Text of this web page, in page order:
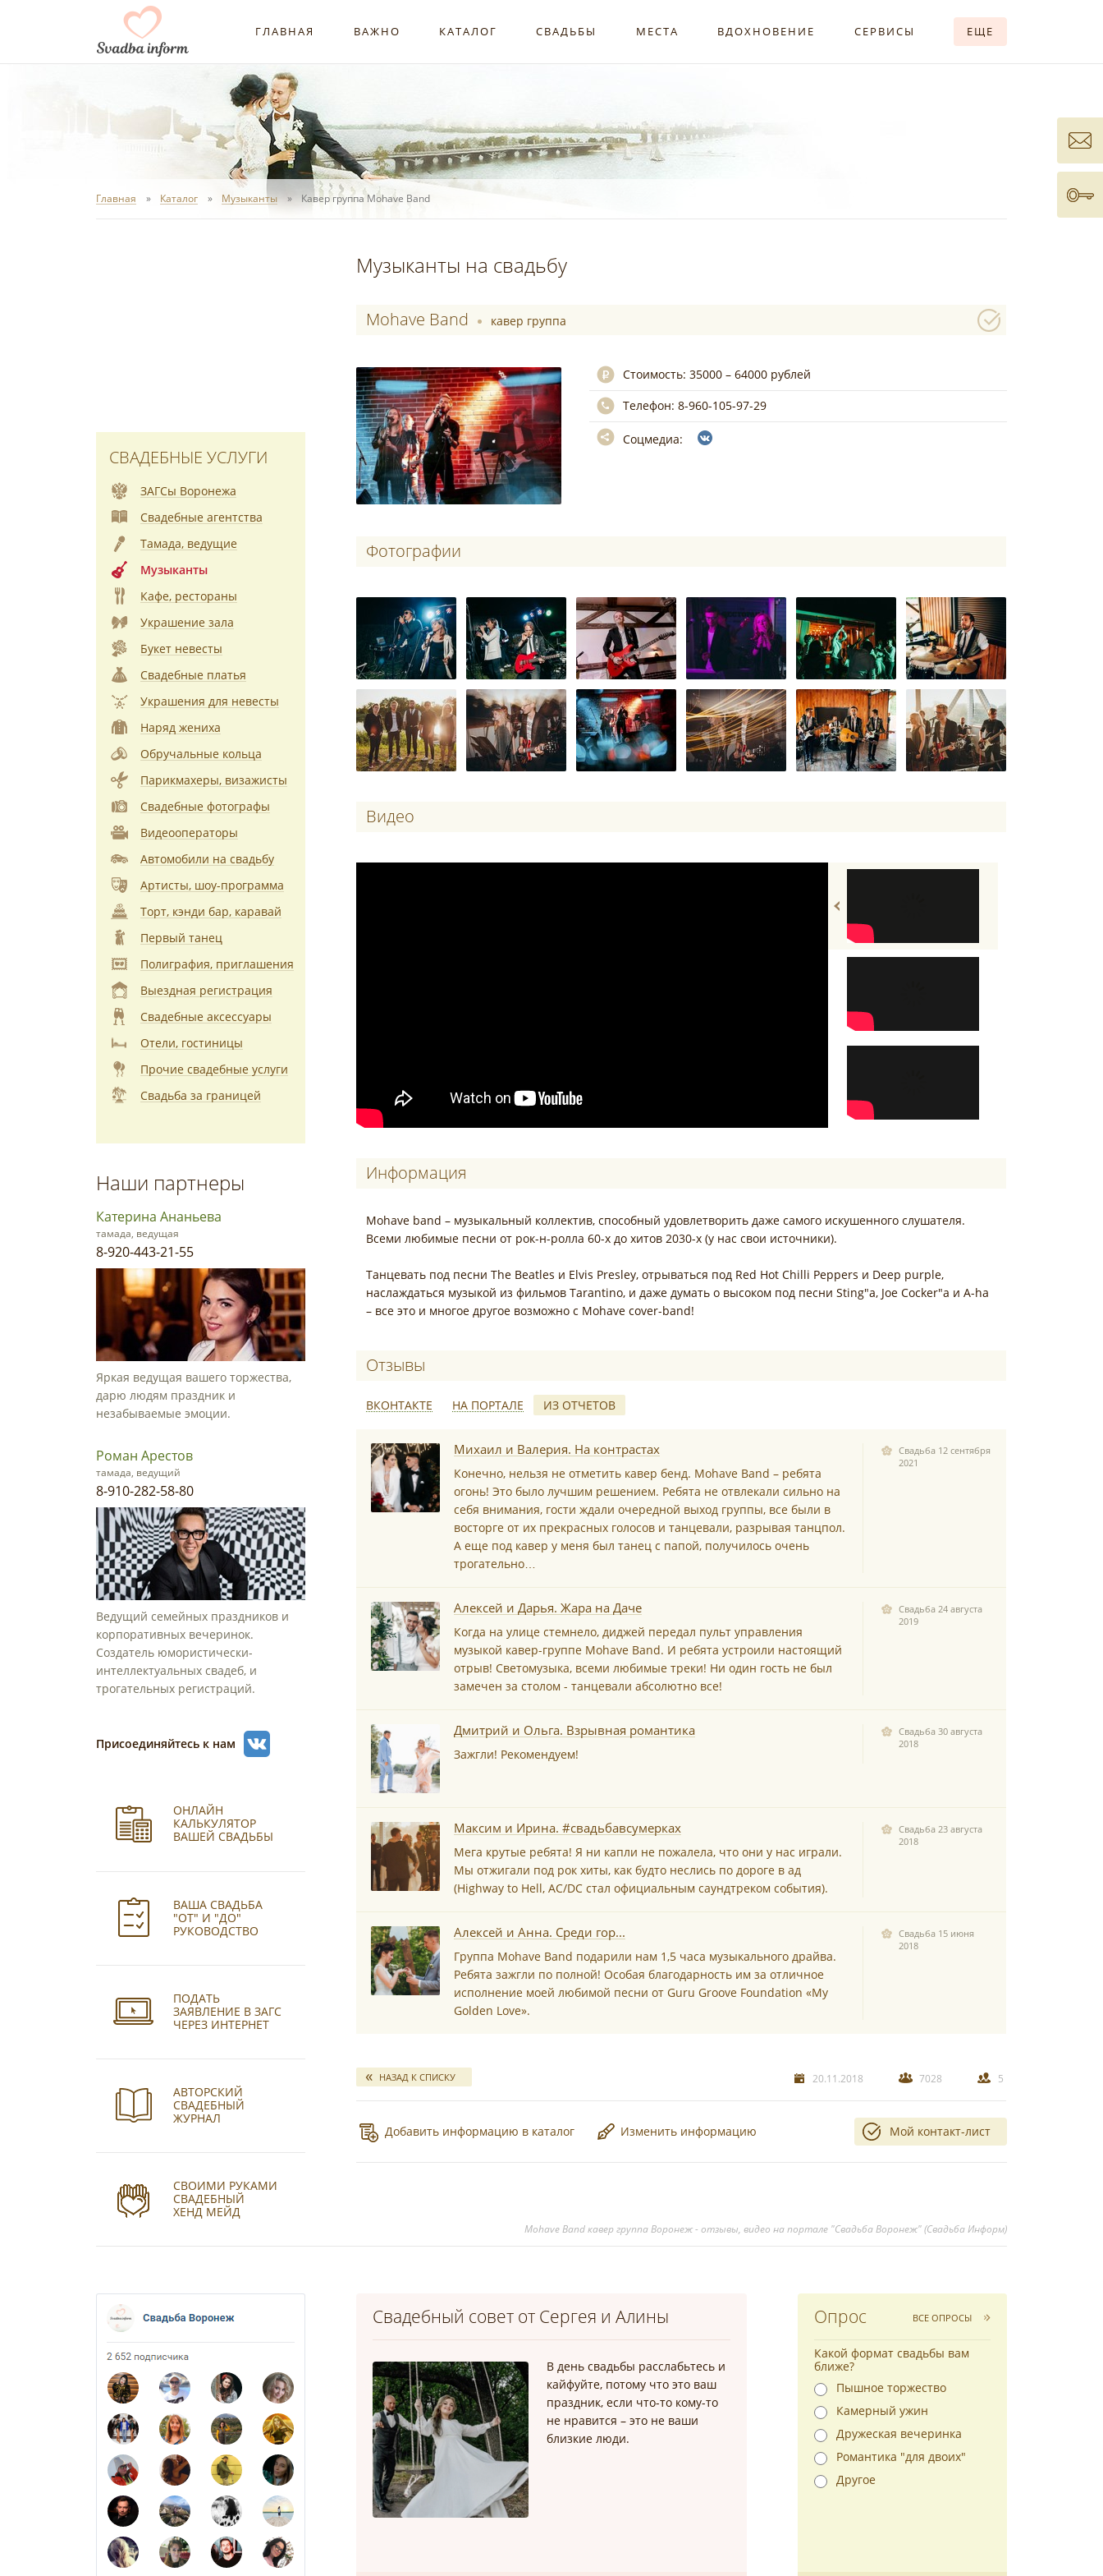
ГЛАВНАЯ ВАЖНО КАТАЛОГ СВАДЬБЫ МЕСТА ВДОХНОВЕНИЕ СЕРВИСЫ ЕЩЕ
Главная Каталог Музыканты Кавер группа Mohave Band
Музыканты на свадьбу
Mohave Band кавер группа
Стоимость: 35000 – 64000 рублей
Телефон: 8-960-105-97-29
Соцмедиа:
Информация
Mohave band – музыкальный коллектив, способный удовлетворить даже самого искушенного слушателя.
Всеми любимые песни от рок-н-ролла 60-х до хитов 2030-х (у нас свои источники).
Танцевать под песни The Beatles и Elvis Presley, отрываться под Red Hot Chilli Peppers и Deep purple,
наслаждаться музыкой из фильмов Tarantino, и даже думать о высоком под песни Sting"a, Joe Cocker"a и A-ha
– все это и многое другое возможно с Mohave cover-band!
Фотографии
Видео
Отзывы о Mohave Band
ВКОНТАКТЕ НА ПОРТАЛЕ ИЗ ОТЧЕТОВ
*
*
*
Михаил и Валерия. На контрастах
Конечно, нельзя не отметить кавер бенд. Mohave Band – ребята
огонь! Это было лучшим решением. Ребята не отвлекали сильно на
себя внимания, гости ждали очередной выход группы, все были в
восторге от их прекрасных голосов и танцевали, разрывая танцпол.
А еще под кавер у меня был танец с папой, получилось очень
трогательно…
Свадьба 12 сентября
2021
Алексей и Дарья. Жара на Даче
Когда на улице стемнело, диджей передал пульт управления
музыкой кавер-группе Mohave Band. И ребята устроили настоящий
отрыв! Светомузыка, всеми любимые треки! Ни один гость не был
замечен за столом - танцевали абсолютно все!
Свадьба 24 августа
2019
Дмитрий и Ольга. Взрывная романтика
Зажгли! Рекомендуем!
Свадьба 30 августа
2018
Максим и Ирина. #свадьбавсумерках
Мега крутые ребята! Я ни капли не пожалела, что они у нас играли.
Мы отжигали под рок хиты, как будто неслись по дороге в ад
(Highway to Hell, AC/DC стал официальным саундтреком события).
Свадьба 23 августа
2018
Алексей и Анна. Среди гор...
Группа Mohave Band подарили нам 1,5 часа музыкального драйва.
Ребята зажгли по полной! Особая благодарность им за отличное
исполнение моей любимой песни от Guru Groove Foundation «My
Golden Love».
Свадьба 15 июня
2018
НАЗАД К СПИСКУ 20.11.2018 7028 5
Добавить информацию в каталог Изменить информацию Мой контакт-лист
Mohave Band кавер группа Воронеж - отзывы, видео на портале "Свадьба Воронеж" (Свадьба Информ)
СВАДЕБНЫЕ УСЛУГИ
ЗАГСы Воронежа
Свадебные агентства
Тамада, ведущие
Музыканты
Кафе, рестораны
Украшение зала
Букет невесты
Свадебные платья
Украшения для невесты
Наряд жениха
Обручальные кольца
Парикмахеры, визажисты
Свадебные фотографы
Видеооператоры
Автомобили на свадьбу
Артисты, шоу-программа
Торт, кэнди бар, каравай
Первый танец
Полиграфия, приглашения
Выездная регистрация
Свадебные аксессуары
Отели, гостиницы
Прочие свадебные услуги
Свадьба за границей
Наши партнеры
Катерина Ананьева
тамада, ведущая
8-920-443-21-55
Яркая ведущая вашего торжества,
дарю людям праздник и
незабываемые эмоции.
Роман Арестов
тамада, ведущий
8-910-282-58-80
Ведущий семейных праздников и
корпоративных вечеринок.
Создатель юмористически-
интеллектуальных свадеб, и
трогательных регистраций.
Присоединяйтесь к нам
ОНЛАЙН
КАЛЬКУЛЯТОР
ВАШЕЙ СВАДЬБЫ
ВАША СВАДЬБА
"ОТ" И "ДО"
РУКОВОДСТВО
ПОДАТЬ
ЗАЯВЛЕНИЕ В ЗАГС
ЧЕРЕЗ ИНТЕРНЕТ
АВТОРСКИЙ
СВАДЕБНЫЙ
ЖУРНАЛ
СВОИМИ РУКАМИ
СВАДЕБНЫЙ
ХЕНД МЕЙД
Свадебный совет от Сергея и Алины
В день свадьбы расслабьтесь и
кайфуйте, потому что это ваш
праздник, если что-то кому-то
не нравится – это не ваши
близкие люди.
Опрос ВСЕ ОПРОСЫ
Какой формат свадьбы вам
ближе?
Пышное торжество
Камерный ужин
Дружеская вечеринка
Романтика "для двоих"
Другое